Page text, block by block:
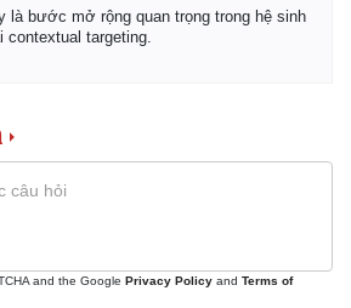
là bước mở rộng quan trọng trong hệ sinh
contextual targeting.
and the Google Privacy Policy and Terms of